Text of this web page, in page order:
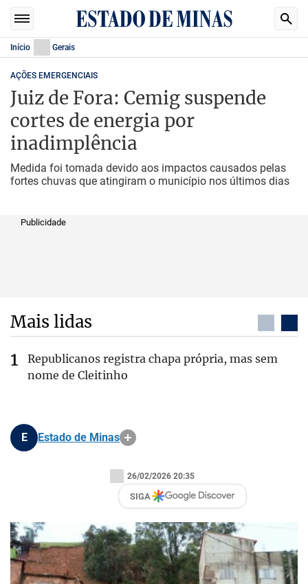
Início Gerais
AÇÕES EMERGENCIAIS
Juiz de Fora: Cemig suspende
cortes de energia por
inadimplência
Medida foi tomada devido aos impactos causados pelas
fortes chuvas que atingiram o município nos últimos dias
Publicidade
Mais lidas
Republicanos registra chapa própria, mas sem
nome de Cleitinho
E Estado de Minas
26/02/2026 20:35
SIGA